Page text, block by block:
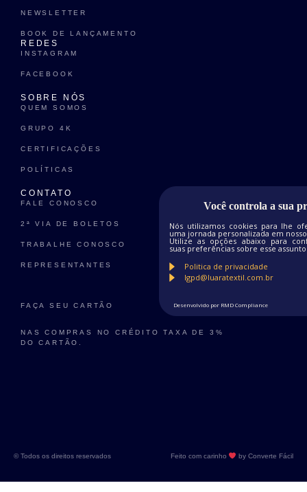
NEWSLETTER
BOOK DE LANÇAMENTO
REDES
INSTAGRAM
FACEBOOK
SOBRE NÓS
QUEM SOMOS
GRUPO 4K
CERTIFICAÇÕES
POLÍTICAS
CONTATO
FALE CONOSCO
2ª VIA DE BOLETOS
TRABALHE CONOSCO
REPRESENTANTES
FAÇA SEU CARTÃO
NAS COMPRAS NO CRÉDITO TAXA DE 3%
DO CARTÃO.
© Todos os direitos reservados Feito com carinho by Converte Fácil
Você controla a sua
Nós utilizamos cookies para lhe
uma jornada personalizada em
Utilize as opções abaixo para
suas preferências sobre esse
Politica de privacidade
lgpd@luaratextil.com.br
Desenvolvido por RMD Compliance